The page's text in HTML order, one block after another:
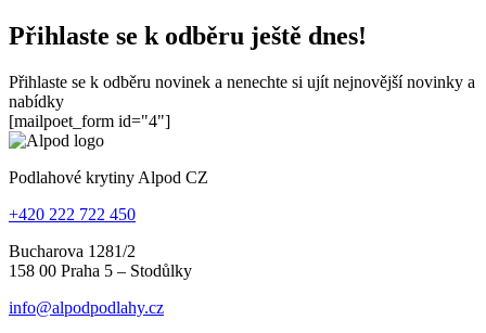
Přihlaste se k odběru ještě dnes!
Přihlaste se k odběru novinek a nenechte si ujít nejnovější novinky a
nabídky
[mailpoet_form id="4"]
Podlahové krytiny Alpod CZ
+420 222 722 450
Bucharova 1281/2
158 00 Praha 5 – Stodůlky
info@alpodpodlahy.cz